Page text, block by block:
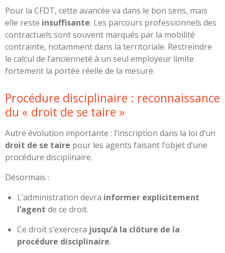
Pour la CFDT, cette avancée va dans le bon sens, mais
elle reste insuffisante. Les parcours professionnels des
contractuels sont souvent marqués par la mobilité
contrainte, notamment dans la territoriale. Restreindre
le calcul de l’ancienneté à un seul employeur limite
fortement la portée réelle de la mesure.
Procédure disciplinaire : reconnaissance
du « droit de se taire »
Autre évolution importante : l’inscription dans la loi d’un
droit de se taire pour les agents faisant l’objet d’une
procédure disciplinaire.
Désormais :
L’administration devra informer explicitement
l’agent de ce droit.
Ce droit s’exercera jusqu’à la clôture de la
procédure disciplinaire.